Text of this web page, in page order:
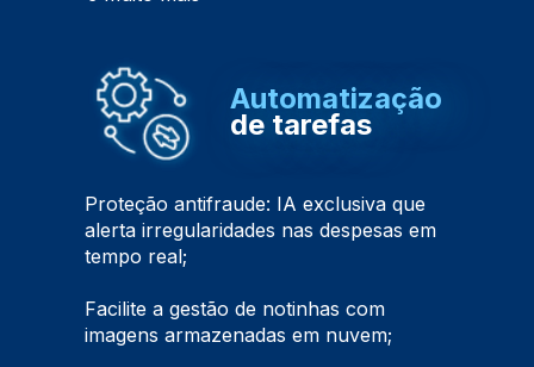
Automatização
de tarefas
Proteção antifraude: IA exclusiva que
alerta irregularidades nas despesas em
tempo real;
Facilite a gestão de notinhas com
imagens armazenadas em nuvem;